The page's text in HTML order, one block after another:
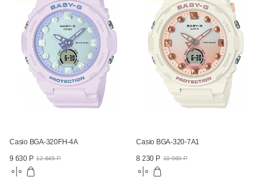
Casio BGA-320FH-4A
9 630 Р 12 845 Р
Casio BGA-320-7A1
8 230 Р 10 969 Р